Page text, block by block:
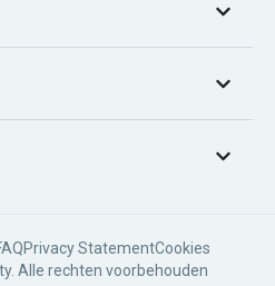
Privacy StatementCookies
Alle rechten voorbehouden